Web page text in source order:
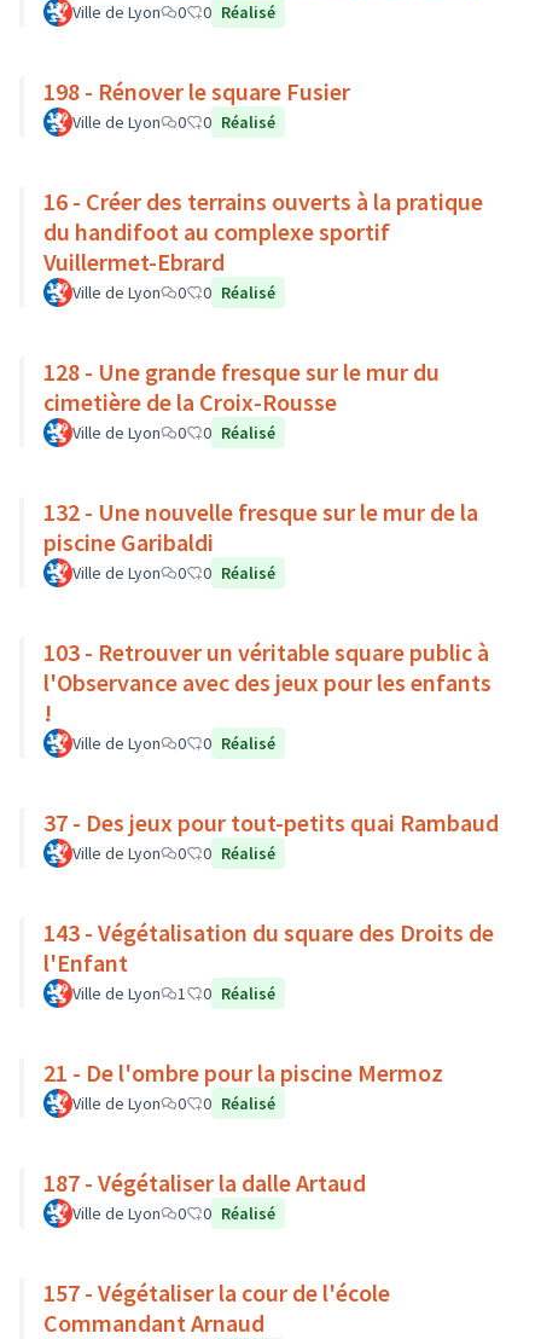
Ville de Lyon 0 0 Réalisé
198 - Rénover le square Fusier
Ville de Lyon 0 0 Réalisé
16 - Créer des terrains ouverts à la pratique
du handifoot au complexe sportif
Vuillermet-Ebrard
Ville de Lyon 0 0 Réalisé
128 - Une grande fresque sur le mur du
cimetière de la Croix-Rousse
Ville de Lyon 0 0 Réalisé
132 - Une nouvelle fresque sur le mur de la
piscine Garibaldi
Ville de Lyon 0 0 Réalisé
103 - Retrouver un véritable square public à
l'Observance avec des jeux pour les enfants
!
Ville de Lyon 0 0 Réalisé
37 - Des jeux pour tout-petits quai Rambaud
Ville de Lyon 0 0 Réalisé
143 - Végétalisation du square des Droits de
l'Enfant
Ville de Lyon 1 0 Réalisé
21 - De l'ombre pour la piscine Mermoz
Ville de Lyon 0 0 Réalisé
187 - Végétaliser la dalle Artaud
Ville de Lyon 0 0 Réalisé
157 - Végétaliser la cour de l'école
Commandant Arnaud